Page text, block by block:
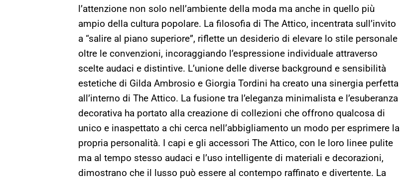
l’attenzione non solo nell’ambiente della moda ma anche in quello più
ampio della cultura popolare. La filosofia di The Attico, incentrata sull’invito
a “salire al piano superiore”, riflette un desiderio di elevare lo stile personale
oltre le convenzioni, incoraggiando l’espressione individuale attraverso
scelte audaci e distintive. L’unione delle diverse background e sensibilità
estetiche di Gilda Ambrosio e Giorgia Tordini ha creato una sinergia perfetta
all’interno di The Attico. La fusione tra l’eleganza minimalista e l’esuberanza
decorativa ha portato alla creazione di collezioni che offrono qualcosa di
unico e inaspettato a chi cerca nell’abbigliamento un modo per esprimere la
propria personalità. I capi e gli accessori The Attico, con le loro linee pulite
ma al tempo stesso audaci e l’uso intelligente di materiali e decorazioni,
dimostrano che il lusso può essere al contempo raffinato e divertente. La